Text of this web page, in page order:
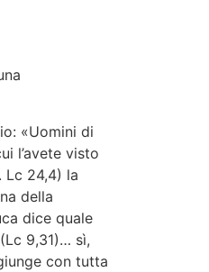
«Uomini di
l’avete visto
Lc 24,4) la
della
dice quale
9,31)… sì,
con tutta